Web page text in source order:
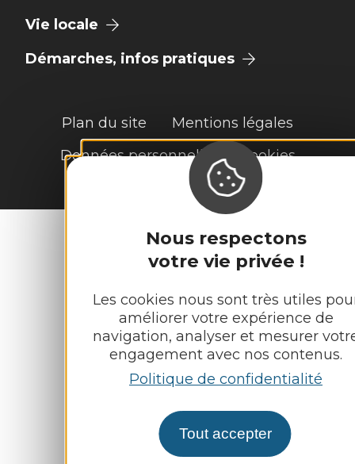
Nous respectons
votre vie privée !
Les cookies nous sont très utiles
améliorer votre expérience de
navigation, analyser et mesurer
engagement avec nos contenus.
Politique de confidentialité
Tout accepter
Vie locale
Démarches, infos pratiques
Plan du site
Mentions légales
Données personnelles et cookies